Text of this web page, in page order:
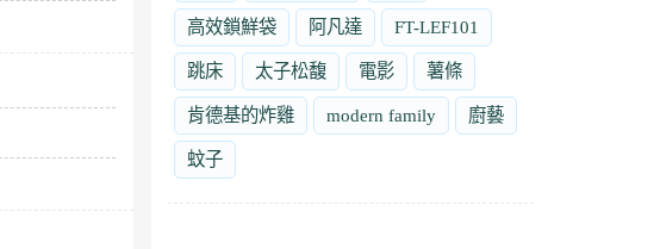
高效鎖鮮袋 阿凡達 FT-LEF101
跳床 太子松馥 電影 薯條
肯德基的炸雞 modern family 廚藝
蚊子